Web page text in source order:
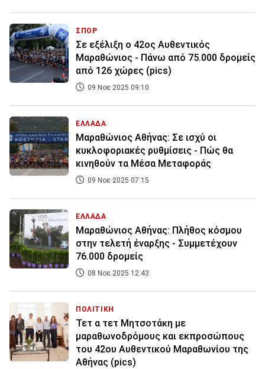
ΣΠΟΡ
Σε εξέλιξη ο 42ος Αυθεντικός
Μαραθώνιος - Πάνω από 75.000 δρομείς
από 126 χώρες (pics)
09 Νοε 2025 09:10
ΕΛΛΑΔΑ
Μαραθώνιος Αθήνας: Σε ισχύ οι
κυκλοφοριακές ρυθμίσεις - Πώς θα
κινηθούν τα Μέσα Μεταφοράς
09 Νοε 2025 07:15
ΕΛΛΑΔΑ
Μαραθώνιος Αθήνας: Πλήθος κόσμου
στην τελετή έναρξης - Συμμετέχουν
76.000 δρομείς
08 Νοε 2025 12:43
ΠΟΛΙΤΙΚΗ
Τετ α τετ Μητσοτάκη με
μαραθωνοδρόμους και εκπροσώπους
του 42ου Αυθεντικού Μαραθωνίου της
Αθήνας (pics)